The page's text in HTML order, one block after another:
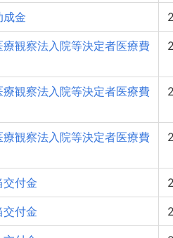
成金
観察法入院等決定者医療費
観察法入院等決定者医療費
観察法入院等決定者医療費
交付金
交付金